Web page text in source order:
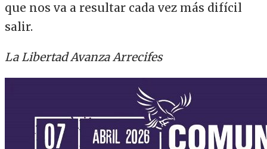
que nos va a resultar cada vez más difícil
salir.
La Libertad Avanza Arrecifes